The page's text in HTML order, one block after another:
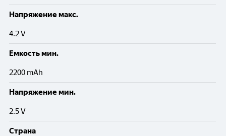
Напряжение макс.
4.2 V
Емкость мин.
2200 mAh
Напряжение мин.
2.5 V
Cтрана